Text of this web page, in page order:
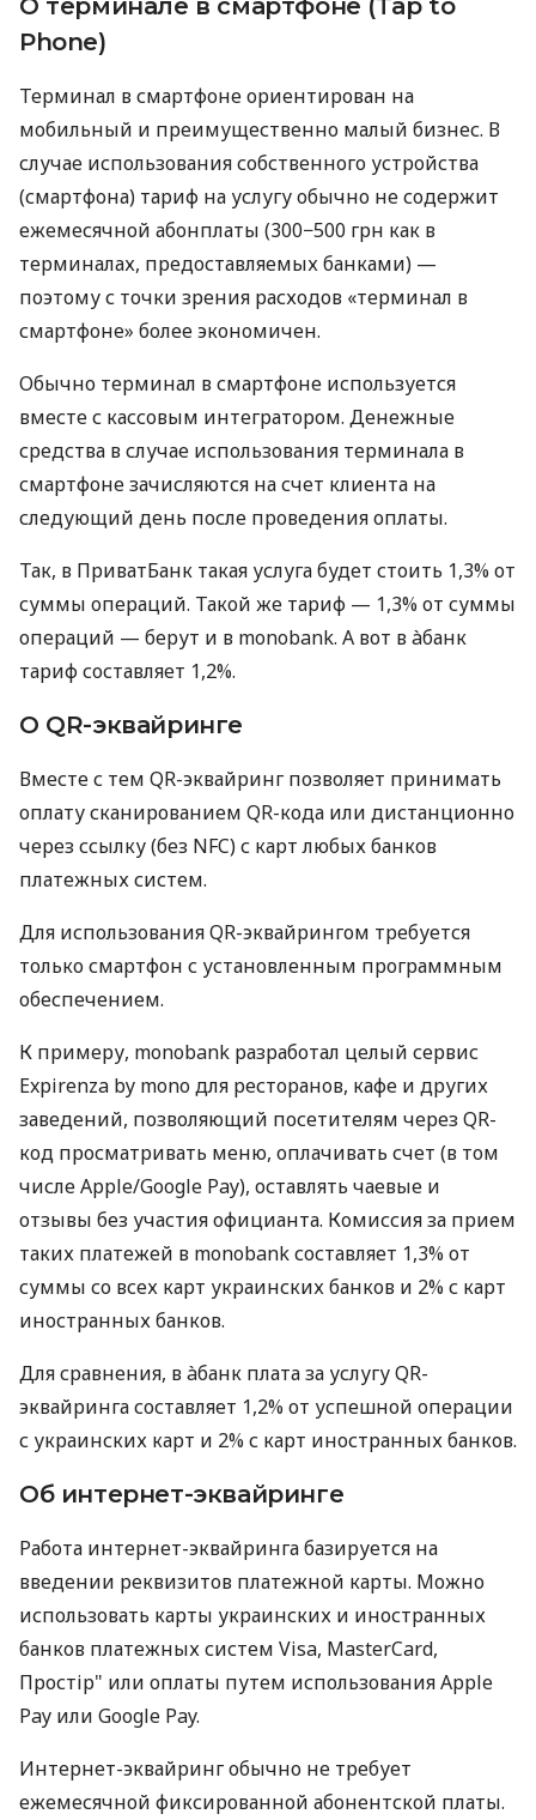
О терминале в смартфоне (Tap to
Phone)
Терминал в смартфоне ориентирован на
мобильный и преимущественно малый бизнес. В
случае использования собственного устройства
(смартфона) тариф на услугу обычно не содержит
ежемесячной абонплаты (300−500 грн как в
терминалах, предоставляемых банками) —
поэтому с точки зрения расходов «терминал в
смартфоне» более экономичен.
Обычно терминал в смартфоне используется
вместе с кассовым интегратором. Денежные
средства в случае использования терминала в
смартфоне зачисляются на счет клиента на
следующий день после проведения оплаты.
Так, в ПриватБанк такая услуга будет стоить 1,3% от
суммы операций. Такой же тариф — 1,3% от суммы
операций — берут и в monobank. А вот в àбанк
тариф составляет 1,2%.
О QR-эквайринге
Вместе с тем QR-эквайринг позволяет принимать
оплату сканированием QR-кода или дистанционно
через ссылку (без NFC) с карт любых банков
платежных систем.
Для использования QR-эквайрингом требуется
только смартфон с установленным программным
обеспечением.
К примеру, monobank разработал целый сервис
Expirenza by mono для ресторанов, кафе и других
заведений, позволяющий посетителям через QR-
код просматривать меню, оплачивать счет (в том
числе Apple/Google Pay), оставлять чаевые и
отзывы без участия официанта. Комиссия за прием
таких платежей в monobank составляет 1,3% от
суммы со всех карт украинских банков и 2% с карт
иностранных банков.
Для сравнения, в àбанк плата за услугу QR-
эквайринга составляет 1,2% от успешной операции
с украинских карт и 2% с карт иностранных банков.
Об интернет-эквайринге
Работа интернет-эквайринга базируется на
введении реквизитов платежной карты. Можно
использовать карты украинских и иностранных
банков платежных систем Visa, MasterCard,
Простір" или оплаты путем использования Apple
Pay или Google Pay.
Интернет-эквайринг обычно не требует
ежемесячной фиксированной абонентской платы.